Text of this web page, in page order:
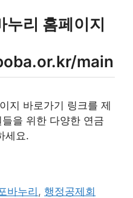
누리 홈페이지
main
지 바로가기 링크를 제
을 위한 다양한 연금
세요.
바누리 , 행정공제회